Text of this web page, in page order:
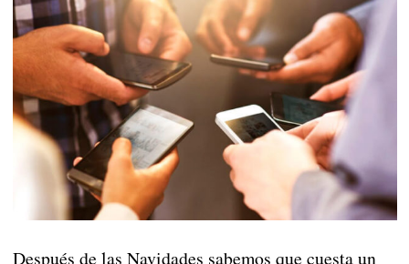
Después de las Navidades sabemos que cuesta un